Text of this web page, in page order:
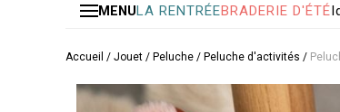
MENULA RENTRÉEBRADERIE D'ÉTÉ
Accueil / Jouet / Peluche / Peluche d'activités /